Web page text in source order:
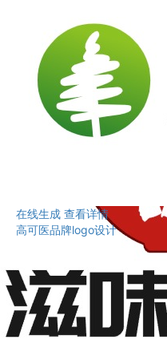
在线生成 查看详情
高可医品牌logo设计